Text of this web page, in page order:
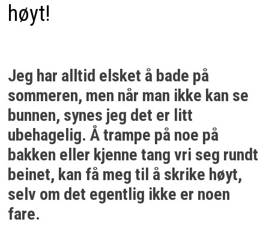
høyt!
Jeg har alltid elsket å bade på
sommeren, men når man ikke kan se
bunnen, synes jeg det er litt
ubehagelig. Å trampe på noe på
bakken eller kjenne tang vri seg rundt
beinet, kan få meg til å skrike høyt,
selv om det egentlig ikke er noen
fare.